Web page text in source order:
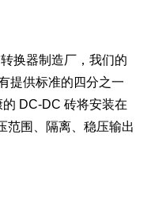
换器制造厂，我们的
提供标准的四分之一
DC-DC 砖将安装在
范围、隔离、稳压输出